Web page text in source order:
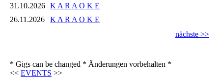
31.10.2026 K A R A O K E
26.11.2026
K A R A O K E
nächste >>
* Gigs can be changed * Änderungen vorbehalten *
<< EVENTS >>